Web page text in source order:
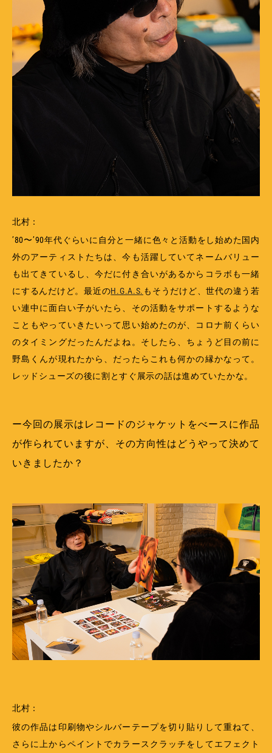
北村：
’80〜’90年代ぐらいに自分と一緒に色々と活動をし始めた国内
外のアーティストたちは、今も活躍していてネームバリュー
も出てきているし、今だに付き合いがあるからコラボも一緒
にするんだけど。最近のH.G.A.S. もそうだけど、世代の違う若
い連中に面白い子がいたら、その活動をサポートするような
こともやっていきたいって思い始めたのが、コロナ前くらい
のタイミングだったんだよね。そしたら、ちょうど目の前に
野島くんが現れたから、だったらこれも何かの縁かなって。
レッドシューズの後に割とすぐ展示の話は進めていたかな。
ー今回の展示はレコードのジャケットをべースに作品
が作られていますが、その方向性はどうやって決めて
いきましたか？
北村：
彼の作品は印刷物やシルバーテープを切り貼りして重ねて、
さらに上からペイントでカラースクラッチをしてエフェクト